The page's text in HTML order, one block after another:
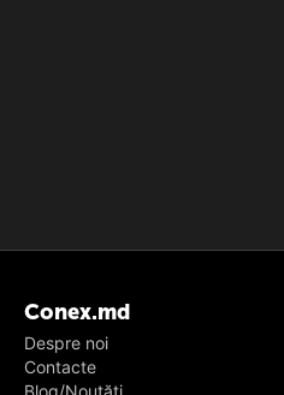
Conex.md
Despre noi
Contacte
Blog/Noutăți